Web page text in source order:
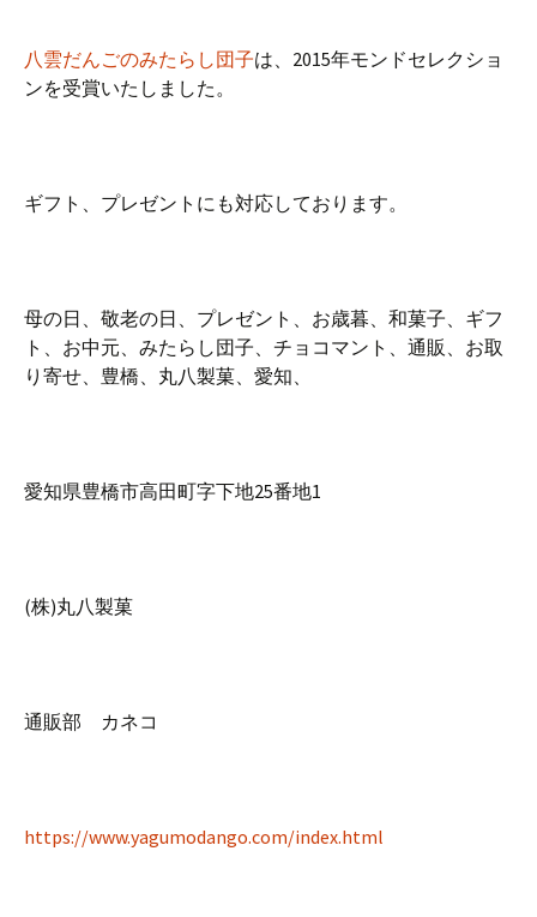
八雲だんごのみたらし団子は、2015年モンドセレクショ
ンを受賞いたしました。
ギフト、プレゼントにも対応しております。
母の日、敬老の日、プレゼント、お歳暮、和菓子、ギフ
ト、お中元、みたらし団子、チョコマント、通販、お取
り寄せ、豊橋、丸八製菓、愛知、
愛知県豊橋市高田町字下地25番地1
(株)丸八製菓
通販部 カネコ
https://www.yagumodango.com/index.html